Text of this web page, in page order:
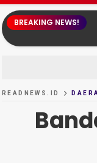
BREAKING NEWS!
READNEWS.ID